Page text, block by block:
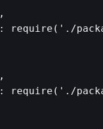
require('./
require('./